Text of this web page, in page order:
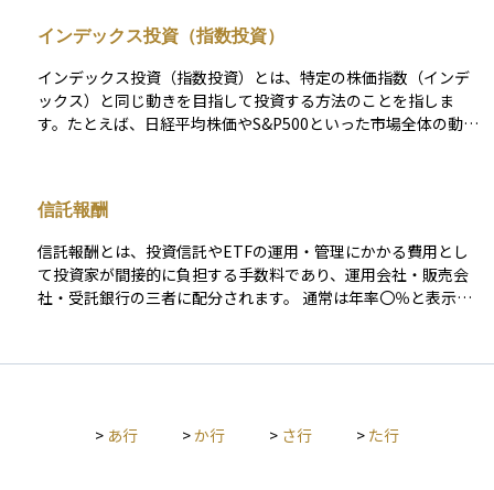
指標のひとつです。
含まれているため、成長性の高い米国企業に分散投資したい人
にとって人気のある商品です。QQQを通じて、個別株を買わな
くても、先端企業の成長の恩恵を受けられるという利点があり
ます。投資初心者にとっても、アメリカ経済の成長に乗るため
の入り口として活用しやすいETFです。
インデックス投資（指数投資）
インデックス投資（指数投資）とは、特定の株価指数（インデ
ックス）と同じ動きを目指して投資する方法のことを指しま
す。たとえば、日経平均株価やS&P500といった市場全体の動き
ため、リスクが抑えられやすく、長期的な資産形成に向いてい
るとされています。運用コストも比較的低く、初心者にも始め
やすいのが特徴です。近年では、ETFやインデックスファンド
を通じて指数投資を行う投資家が増えており、資産運用の基本
的な選択肢の一つとなっています。
信託報酬
信託報酬とは、投資信託やETFの運用・管理にかかる費用とし
て投資家が間接的に負担する手数料であり、運用会社・販売会
社・受託銀行の三者に配分されます。 通常は年率〇％と表示さ
で支払う場面はありません。 したがって運用成績がマイナスで
け負担する販売手数料や、法定監査報酬などと異なり、信託報
> あ行 >か行 > さ行 > た行